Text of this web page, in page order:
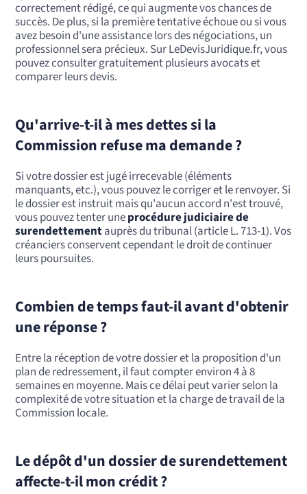
correctement rédigé, ce qui augmente vos chances de
succès. De plus, si la première tentative échoue ou si vous
avez besoin d'une assistance lors des négociations, un
professionnel sera précieux. Sur LeDevisJuridique.fr, vous
pouvez consulter gratuitement plusieurs avocats et
comparer leurs devis.
Qu'arrive-t-il à mes dettes si la
Commission refuse ma demande ?
Si votre dossier est jugé irrecevable (éléments
manquants, etc.), vous pouvez le corriger et le renvoyer. Si
le dossier est instruit mais qu'aucun accord n'est trouvé,
vous pouvez tenter uneprocédure judiciaire de
surendettementauprès du tribunal (article L. 713-1). Vos
créanciers conservent cependant le droit de continuer
leurs poursuites.
Combien de temps faut-il avant d'obtenir
une réponse ?
Entre la réception de votre dossier et la proposition d'un
plan de redressement, il faut compter environ 4 à 8
semaines en moyenne. Mais ce délai peut varier selon la
complexité de votre situation et la charge de travail de la
Commission locale.
Le dépôt d'un dossier de surendettement
affecte-t-il mon crédit ?